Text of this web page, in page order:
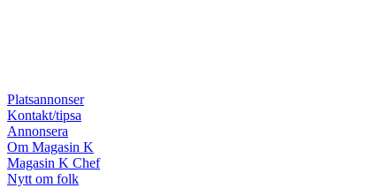
Platsannonser
Kontakt/tipsa
Annonsera
Om Magasin K
Magasin K Chef
Nytt om folk